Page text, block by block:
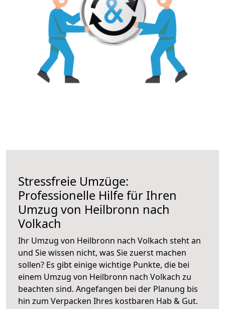
Stressfreie Umzüge:
Professionelle Hilfe für Ihren
Umzug von Heilbronn nach
Volkach
Ihr Umzug von Heilbronn nach Volkach steht an
und Sie wissen nicht, was Sie zuerst machen
sollen? Es gibt einige wichtige Punkte, die bei
einem Umzug von Heilbronn nach Volkach zu
beachten sind. Angefangen bei der Planung bis
hin zum Verpacken Ihres kostbaren Hab & Gut.